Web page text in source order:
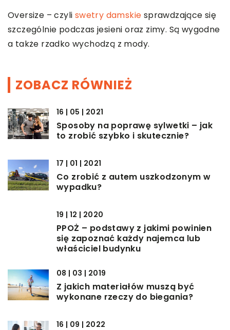
Oversize – czyli swetry damskie sprawdzające się
szczególnie podczas jesieni oraz zimy. Są wygodne
a także rzadko wychodzą z mody.
ZOBACZ RÓWNIEŻ
16 | 05 | 2021
Sposoby na poprawę sylwetki – jak
to zrobić szybko i skutecznie?
17 | 01 | 2021
Co zrobić z autem uszkodzonym w
wypadku?
19 | 12 | 2020
PPOŻ – podstawy z jakimi powinien
się zapoznać każdy najemca lub
właściciel budynku
08 | 03 | 2019
Z jakich materiałów muszą być
wykonane rzeczy do biegania?
16 | 09 | 2022